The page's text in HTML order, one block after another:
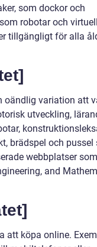
som dockor och
robotar och
tillgängligt för alla
oändlig variation att
utveckling,
brädspel och pussel
webbplatser som
and
att köpa online.